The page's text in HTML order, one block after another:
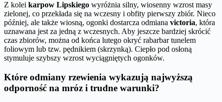
Z kolei karpow Lipskiego wyróżnia silny, wiosenny wzrost masy
zielonej, co przekłada się na wczesny i obfity pierwszy zbiór. Nieco
później, ale także wiosną, ogonki dostarcza odmiana victoria, która
uznawana jest za jedną z wczesnych. Aby jeszcze bardziej skrócić
czas zbiorów, można od końca lutego okryć rabarbar tunelem
foliowym lub tzw. pędnikiem (skrzynką). Ciepło pod osłoną
stymuluje szybszy wzrost wyciągniętych ogonków.
Które odmiany rzewienia wykazują najwyższą
odporność na mróz i trudne warunki?